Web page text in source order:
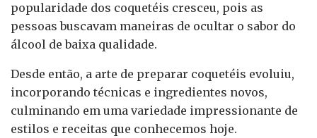
popularidade dos coquetéis cresceu, pois as
pessoas buscavam maneiras de ocultar o sabor do
álcool de baixa qualidade.
Desde então, a arte de preparar coquetéis evoluiu,
incorporando técnicas e ingredientes novos,
culminando em uma variedade impressionante de
estilos e receitas que conhecemos hoje.